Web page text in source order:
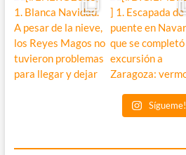
Sígueme!